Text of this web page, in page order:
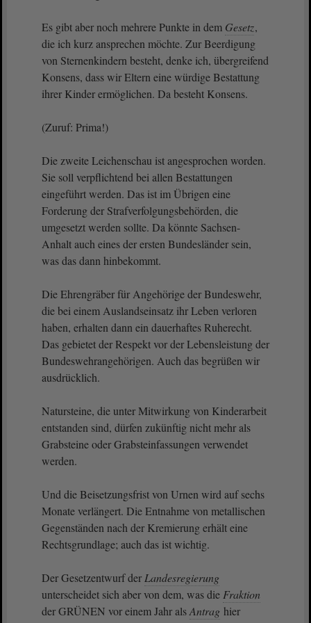
Es gibt aber noch mehrere Punkte in dem Gesetz,
die ich kurz ansprechen möchte. Zur Beerdigung
von Sternenkindern besteht, denke ich, übergreifend
Konsens, dass wir Eltern eine würdige Bestattung
ihrer Kinder ermöglichen. Da besteht Konsens.
(Zuruf: Prima!)
Die zweite Leichenschau ist angesprochen worden.
Sie soll verpflichtend bei allen Bestattungen
eingeführt werden. Das ist im Übrigen eine
Forderung der Strafverfolgungsbehörden, die
umgesetzt werden sollte. Da könnte Sachsen-
Anhalt auch eines der ersten Bundesländer sein,
was das dann hinbekommt.
Die Ehrengräber für Angehörige der Bundeswehr,
die bei einem Auslandseinsatz ihr Leben verloren
haben, erhalten dann ein dauerhaftes Ruherecht.
Das gebietet der Respekt vor der Lebensleistung der
Bundeswehrangehörigen. Auch das begrüßen wir
ausdrücklich.
Natursteine, die unter Mitwirkung von Kinderarbeit
entstanden sind, dürfen zukünftig nicht mehr als
Grabsteine oder Grabsteinfassungen verwendet
werden.
Und die Beisetzungsfrist von Urnen wird auf sechs
Monate verlängert. Die Entnahme von metallischen
Gegenständen nach der Kremierung erhält eine
Rechtsgrundlage; auch das ist wichtig.
Der Gesetzentwurf der Landesregierung
unterscheidet sich aber von dem, was die Fraktion
der GRÜNEN vor einem Jahr alsAntrag hier